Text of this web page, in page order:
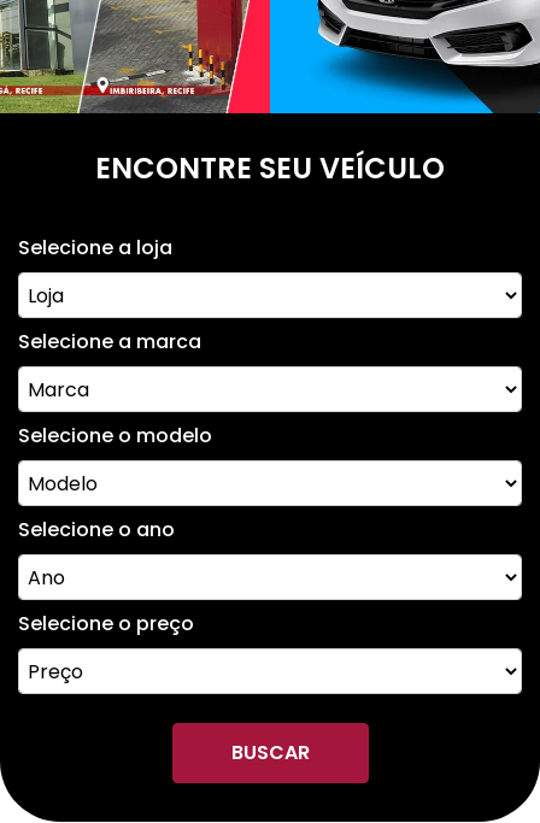
ENCONTRE SEU VEÍCULO
Selecione a loja
Selecione a marca
Selecione o modelo
Selecione o ano
Selecione o preço
BUSCAR